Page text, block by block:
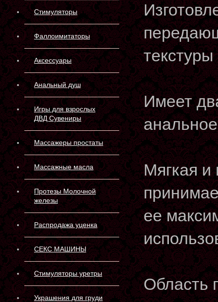
Стимуляторы
Фаллоимитаторы
Аксессуары
Анальный душ
Игры для взрослых
ДВД Сувениры
Массажеры простаты
Массажные масла
Протезы Молочной
железы
Распродажа уценка
СЕКС МАШИНЫ
Стимуляторы уретры
Украшения для груди
Имеет
Мягкая
ее
Область